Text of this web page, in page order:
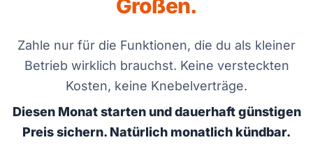
Großen.
Zahle nur für die Funktionen, die du als kleiner
Betrieb wirklich brauchst. Keine versteckten
Kosten, keine Knebelverträge.
Diesen Monat starten und dauerhaft günstigen
Preis sichern. Natürlich monatlich kündbar.